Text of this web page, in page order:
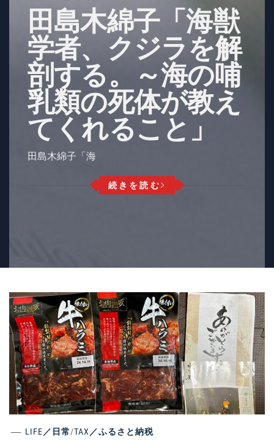
田島木綿子「海獣
学者、クジラを解
剖する。～海の哺
乳類の死体が教え
てくれること」
田島木綿子「海
続きを読む
LIFE／日常/TAX／ふるさと納税